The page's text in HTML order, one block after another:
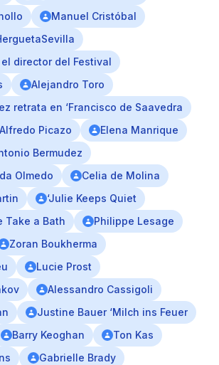
Manuel Cristóbal
director del Festival
Alejandro Toro
retrata en ‘Francisco de Saavedra
Alfredo Picazo
Elena Manrique
Bermudez
Olmedo
Celia de Molina
‘Julie Keeps Quiet
Take a Bath
Philippe Lesage
Zoran Boukherma
Lucie Prost
Alessandro Cassigoli
Justine Bauer ‘Milch ins Feuer
Barry Keoghan
Ton Kas
Gabrielle Brady